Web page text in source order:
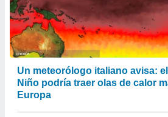
Un meteorólogo italiano avisa:
Niño podría traer olas de calor
Europa